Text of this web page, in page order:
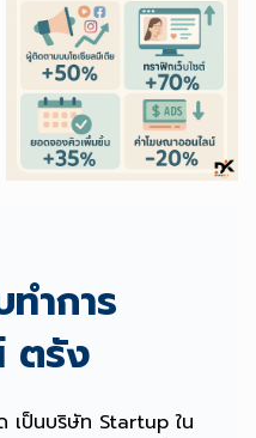
ทำการ
ตรัง
เป็นบริษัท Startup ใน